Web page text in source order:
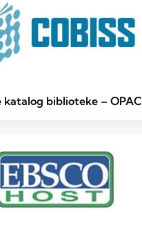
katalog biblioteke – OPAC